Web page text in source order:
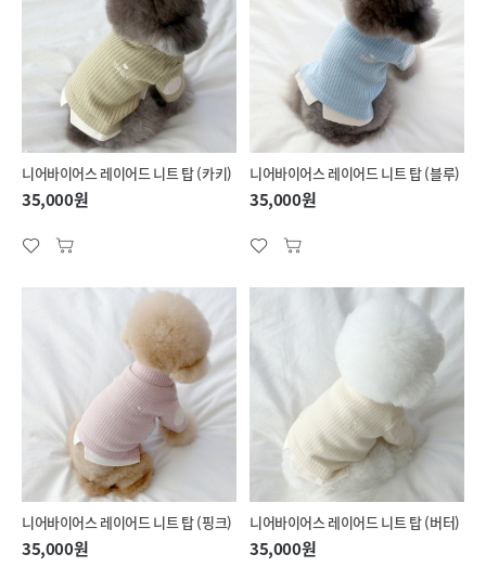
니어바이어스 레이어드 니트 탑 (카키)
35,000원
니어바이어스 레이어드 니트 탑 (블루)
35,000원
니어바이어스 레이어드 니트 탑 (핑크)
35,000원
니어바이어스 레이어드 니트 탑 (버터)
35,000원